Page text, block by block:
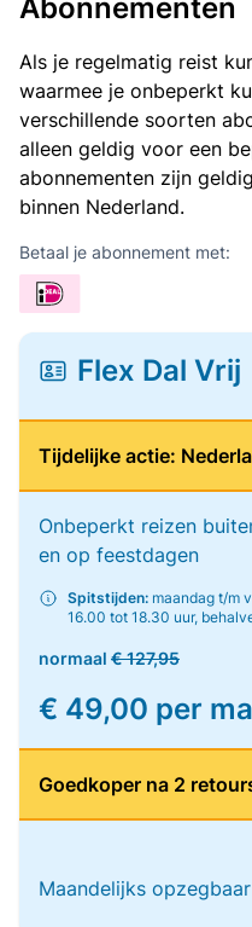
Abonnementen
Als je regelmatig reist
waarmee je onbeperkt
verschillende soorten
alleen geldig voor een
abonnementen zijn
binnen Nederland.
Betaal je abonnement met:
Flex Dal Vrij
Tijdelijke actie:
Onbeperkt reizen
en op feestdagen
Spitstijden: maandag t/m
16.00 tot 18.30 uur,
normaal € 127,95
€ 49,00 per
Goedkoper na 2
Maandelijks opzegbaar